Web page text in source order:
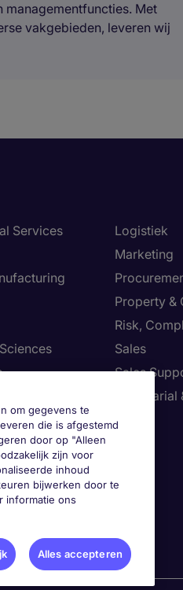
Met
vakgebieden, leveren wij
Services
Logistiek
Marketing
Property &
Risk,
Sales
Sales
Tax
aan
om gegevens te
die is afgestemd
door op "Alleen
zijn voor
inhoud
bijwerken door te
informatie ons
Alles accepteren